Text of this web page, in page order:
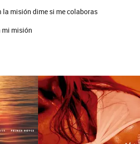
la misión dime si me colaboras
mi misión